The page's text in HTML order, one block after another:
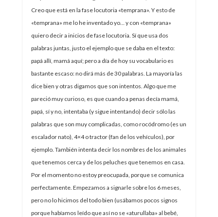
Creo que está en la fase locutoria «temprana». Y esto de
«temprana» me lo he inventado yo… y con «temprana»
quiero decir a inicios de fase locutoria. Sí que usa dos
palabras juntas, justo el ejemplo que se daba en el texto:
papá allí, mamá aquí; pero a día de hoy su vocabulario es
bastante escaso: no dirá más de 30 palabras. La mayoría las
dice bien y otras digamos que son intentos. Algo que me
pareció muy curioso, es que cuando a penas decía mamá,
papá, sí y no, intentaba (y sigue intentando) decir sólo las
palabras que son muy complicadas, como rocódromo (es un
escalador nato), 4×4 o tractor (fan de los vehículos), por
ejemplo. También intenta decir los nombres de los animales
que tenemos cerca y de los peluches que tenemos en casa.
Por el momento no estoy preocupada, porque se comunica
perfectamente. Empezamos a signarle sobre los 6 meses,
pero no lo hicimos del todo bien (usábamos pocos signos
porque habíamos leído que así no se «aturullaba» al bebé,